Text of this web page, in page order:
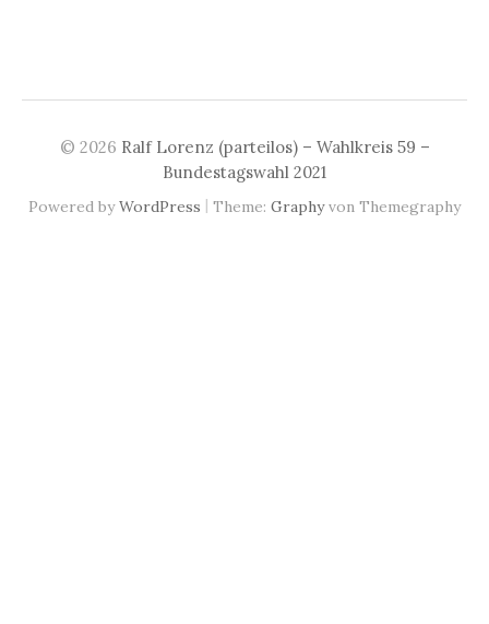
© 2026 Ralf Lorenz (parteilos) – Wahlkreis 59 –
Bundestagswahl 2021
Powered byWordPress | Theme: Graphyvon Themegraphy